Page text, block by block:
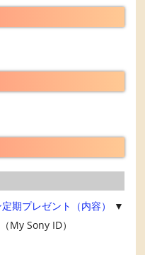
期プレゼント（内容）
▼
My Sony ID）